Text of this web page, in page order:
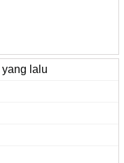
lalu